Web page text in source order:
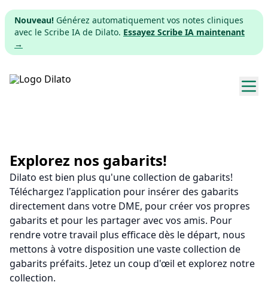
Nouveau! Générez automatiquement vos notes cliniques
avec le Scribe IA de Dilato. Essayez Scribe IA maintenant
→
Tarifs
Télécharger
App web
S'inscrire
Explorez nos gabarits!
Dilato est bien plus qu'une collection de gabarits!
Téléchargez l'application pour insérer des gabarits
directement dans votre DME, pour créer vos propres
gabarits et pour les partager avec vos amis. Pour
rendre votre travail plus efficace dès le départ, nous
mettons à votre disposition une vaste collection de
gabarits préfaits. Jetez un coup d'œil et explorez notre
collection.